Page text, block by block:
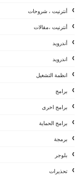
أنترنيت ، شروحات
أنترنيت ،مقالات
أندرويد
اندرويد
انظمة التشغيل
برامج
برامج اخرى
برامج الحماية
برمجة
بلوجر
تحذيرات